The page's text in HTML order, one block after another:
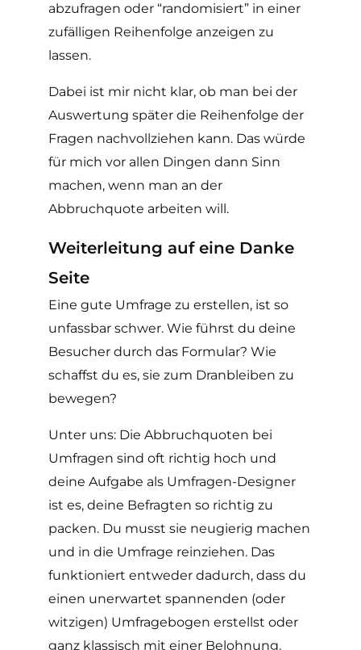
abzufragen oder “randomisiert” in einer
zufälligen Reihenfolge anzeigen zu
lassen.
Dabei ist mir nicht klar, ob man bei der
Auswertung später die Reihenfolge der
Fragen nachvollziehen kann. Das würde
für mich vor allen Dingen dann Sinn
machen, wenn man an der
Abbruchquote arbeiten will.
Weiterleitung auf eine Danke
Seite
Eine gute Umfrage zu erstellen, ist so
unfassbar schwer. Wie führst du deine
Besucher durch das Formular? Wie
schaffst du es, sie zum Dranbleiben zu
bewegen?
Unter uns: Die Abbruchquoten bei
Umfragen sind oft richtig hoch und
deine Aufgabe als Umfragen-Designer
ist es, deine Befragten so richtig zu
packen. Du musst sie neugierig machen
und in die Umfrage reinziehen. Das
funktioniert entweder dadurch, dass du
einen unerwartet spannenden (oder
witzigen) Umfragebogen erstellst oder
ganz klassisch mit einer Belohnung.